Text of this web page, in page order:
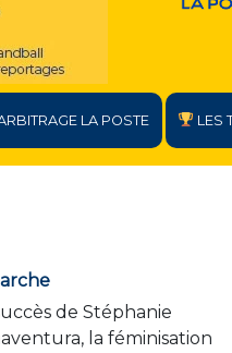
LA POSTE LES
de Stéphanie
la féminisation